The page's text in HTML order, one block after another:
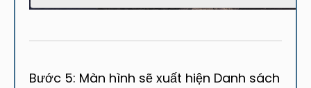
Bước 5: Màn hình sẽ xuất hiện Danh sách